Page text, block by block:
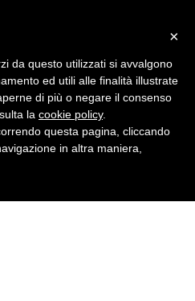
per migliorare le
×
da questo utilizzati si avvalgono
ed utili alle finalità illustrate
di più o negare il consenso
la cookie policy.
questa pagina, cliccando
in altra maniera,